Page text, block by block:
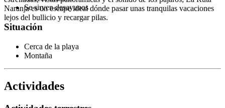
Naranja es un escape ideal dónde pasar unas tranquilas vacaciones
lejos del bullicio y recargar pilas.
Se sirven desayunos
Situación
Cerca de la playa
Montaña
Actividades